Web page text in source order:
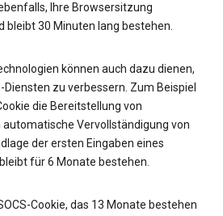
Ihre Browsersitzung
bleibt 30 Minuten lang bestehen.
können auch dazu dienen,
zu verbessern. Zum Beispiel
die Bereitstellung von
Vervollständigung von
der ersten Eingaben eines
für 6 Monate bestehen.
Cookie, das 13 Monate bestehen